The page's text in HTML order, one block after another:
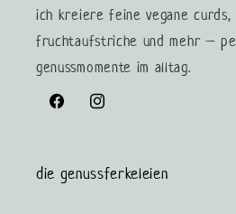
ich kreiere feine vegane curds,
fruchtaufstriche und mehr –
genussmomente im alltag.
FacebookInstagram
die genussferkeleien